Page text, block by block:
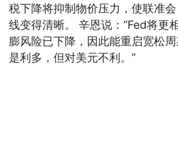
税下降将抑制物价压力，使联准
线变得清晰。 辛恩说：“Fed将更
膨风险已下降，因此能重启宽松
是利多，但对美元不利。”